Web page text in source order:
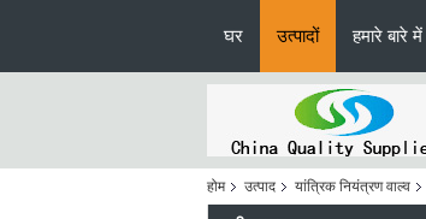
घर उत्पादों हमारे बारे में
होम उत्पाद यांत्रिक नियंत्रण वाल्व